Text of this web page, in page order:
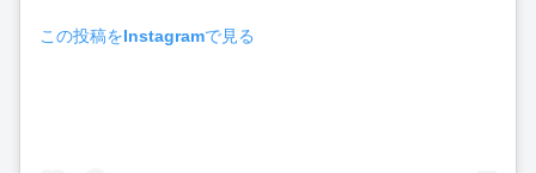
この投稿をInstagramで見る